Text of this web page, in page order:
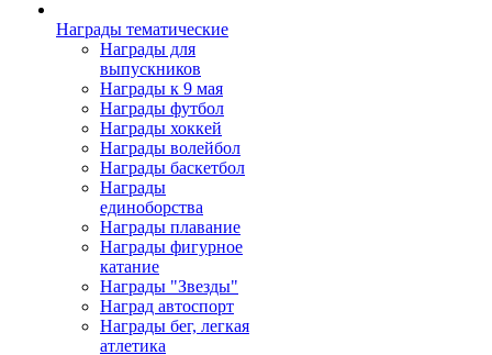
Награды тематические
Награды для
выпускников
Награды к 9 мая
Награды футбол
Награды хоккей
Награды волейбол
Награды баскетбол
Награды
единоборства
Награды плавание
Награды фигурное
катание
Награды "Звезды"
Наград автоспорт
Награды бег, легкая
атлетика